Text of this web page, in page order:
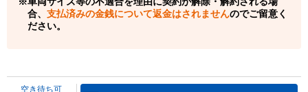
合、 支払済みの金銭について返金はされませんのでご留意く
ださい。
空き待ち可